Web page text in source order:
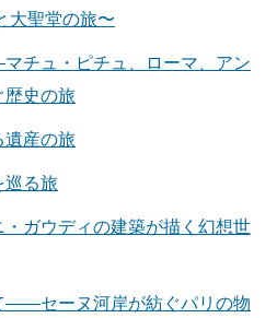
大聖堂の旅〜
チュ・ピチュ、ローマ、アン
歴史の旅
遺産の旅
巡る旅
ガウディの建築が描く幻想世
――セーヌ河岸が紡ぐパリの物